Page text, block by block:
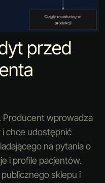
przed
Producent wprowadza
i chce udostępnić
na pytania o
i profile pacjentów.
sklepu i